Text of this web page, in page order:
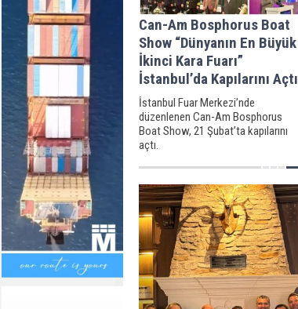
Can-Am Bosphorus Boat
Show “Dünyanın En Büyük
İkinci Kara Fuarı”
İstanbul’da Kapılarını Açtı
İstanbul Fuar Merkezi’nde
düzenlenen Can-Am Bosphorus
Boat Show, 21 Şubat’ta kapılarını
açtı.